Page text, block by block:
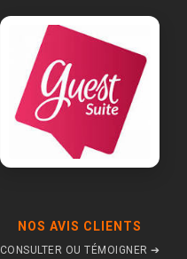
NOS AVIS CLIENTS
CONSULTER OU TÉMOIGNER ➔